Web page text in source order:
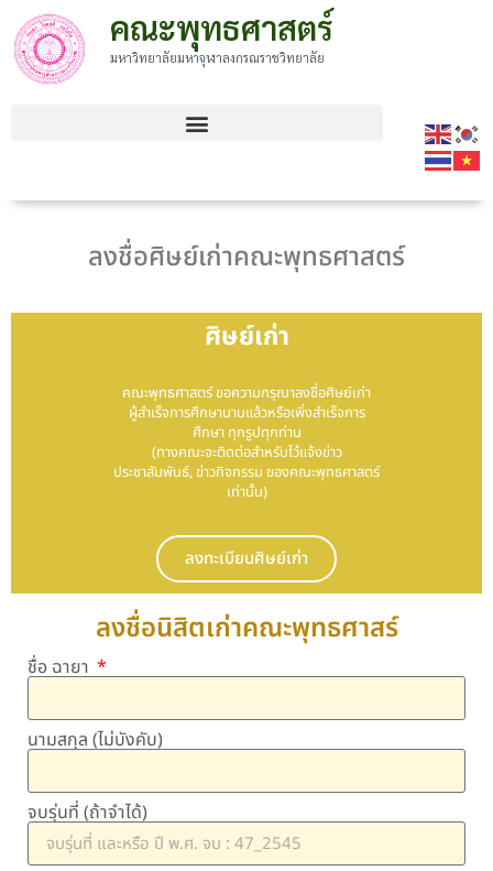
คณะพุทธศาสตร์
มหาวิทยาลัยมหาจุฬาลงกรณราชวิทยาลัย
ลงชื่อศิษย์เก่าคณะพุทธศาสตร์
ศิษย์เก่า
คณะพุทธศาสตร์ ขอความกรุณาลงชื่อศิษย์เก่า
ผู้สำเร็จการศึกษานานแล้วหรือเพิ่งสำเร็จการ
ศึกษา ทุกรูปทุกท่าน
(ทางคณะจะติดต่อสำหรับไว้แจ้งข่าว
ประชาสัมพันธ์, ข่าวกิจกรรม ของคณะพุทธศาสตร์
เท่านั้น)
ลงทะเบียนศิษย์เก่า
ลงชื่อนิสิตเก่าคณะพุทธศาสร์
ชื่อ ฉายา
นามสกุล (ไม่บังคับ)
จบรุ่นที่ (ถ้าจำได้)